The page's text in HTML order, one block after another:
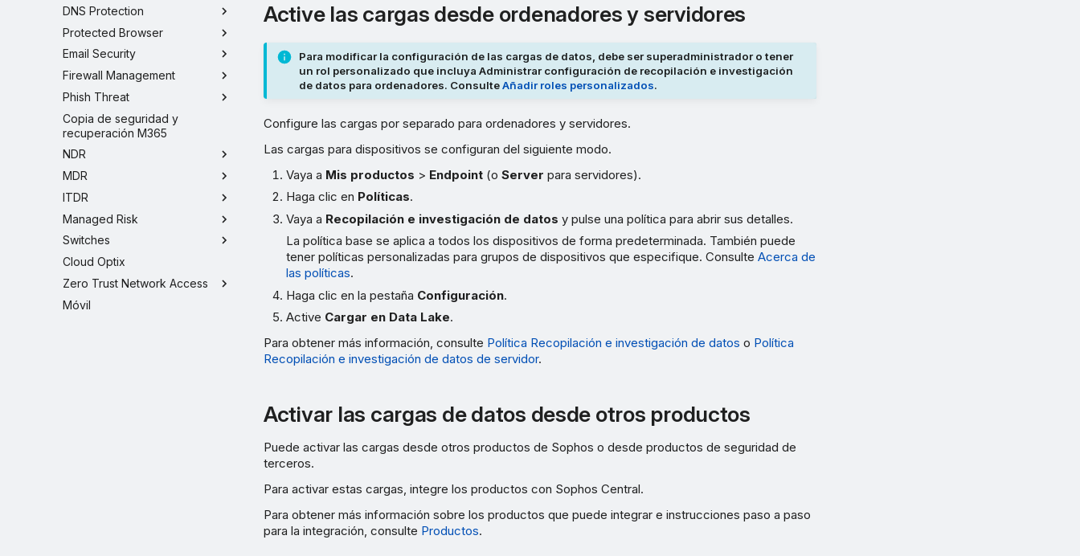
DNS Protection
Protected Browser
Email Security
Firewall Management
Phish Threat
Copia de seguridad y
recuperación M365
NDR
MDR
ITDR
Managed Risk
Switches
Cloud Optix
Zero Trust Network Access
Móvil
Active las cargas desde ordenadores y servidores
Para modificar la configuración de las cargas de datos, debe ser superadministrador o tener
un rol personalizado que incluya Administrar configuración de recopilación e investigación
de datos para ordenadores. ConsulteAñadir roles personalizados.
Configure las cargas por separado para ordenadores y servidores.
Las cargas para dispositivos se configuran del siguiente modo.
Vaya a Mis productos > Endpoint (oServer para servidores).
Haga clic en Políticas.
Vaya a Recopilación e investigación de datos y pulse una política para abrir sus detalles.
La política base se aplica a todos los dispositivos de forma predeterminada. También puede
tener políticas personalizadas para grupos de dispositivos que especifique. ConsulteAcerca de
las políticas.
Haga clic en la pestaña Configuración.
Active Cargar en Data Lake.
Para obtener más información, consulte Política Recopilación e investigación de datos o Política
Recopilación e investigación de datos de servidor.
Activar las cargas de datos desde otros productos
Puede activar las cargas desde otros productos de Sophos o desde productos de seguridad de
terceros.
Para activar estas cargas, integre los productos con Sophos Central.
Para obtener más información sobre los productos que puede integrar e instrucciones paso a paso
para la integración, consulte Productos.